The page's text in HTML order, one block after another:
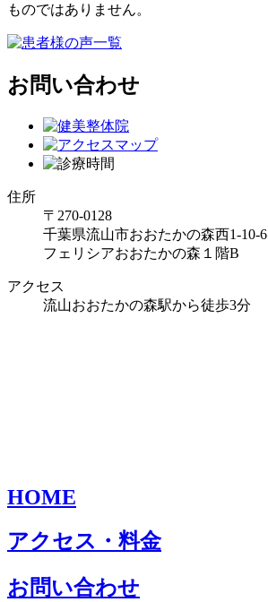
ものではありません。
お問い合わせ
住所
〒270-0128
千葉県流山市おおたかの森西1-10-6
フェリシアおおたかの森１階B
アクセス
流山おおたかの森駅から徒歩3分
HOME
アクセス・料金
お問い合わせ